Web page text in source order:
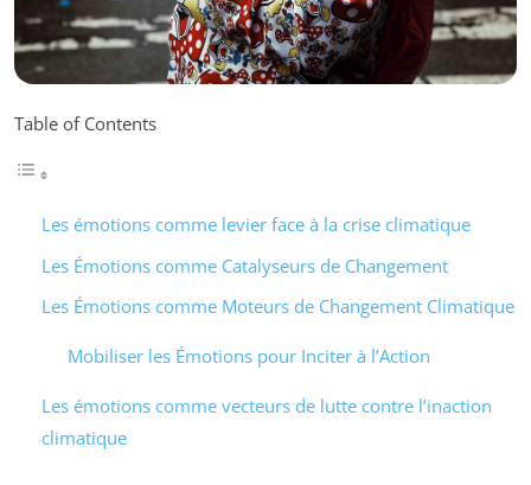
Table of Contents
Les émotions comme levier face à la crise climatique
Les Émotions comme Catalyseurs de Changement
Les Émotions comme Moteurs de Changement Climatique
Mobiliser les Émotions pour Inciter à l’Action
Les émotions comme vecteurs de lutte contre l’inaction
climatique